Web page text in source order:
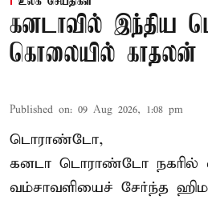
கனடாவில் இந்திய
கொலையில் காதலன்
Published on: 09 Aug 2026, 1:08 pm
டொராண்டோ,
கனடா டொராண்டோ நகரில்
வம்சாவளியைச் சேர்ந்த